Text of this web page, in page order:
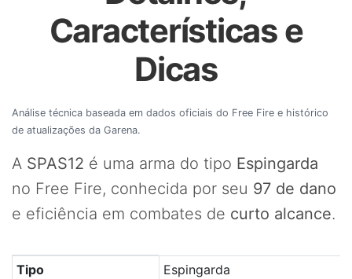
Características e
Dicas
Análise técnica baseada em dados oficiais do Free Fire e histórico
de atualizações da Garena.
A SPAS12 é uma arma do tipo Espingarda
no Free Fire, conhecida por seu 97 de dano
e eficiência em combates de curto alcance.
Tabela com os principais atributos da arma SPAS12 no
Tipo
Espingarda